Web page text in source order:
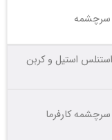
سرچشمه
استیل و کربن
کارفرما